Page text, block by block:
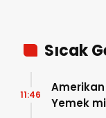
Sıcak
Yemek
11:46